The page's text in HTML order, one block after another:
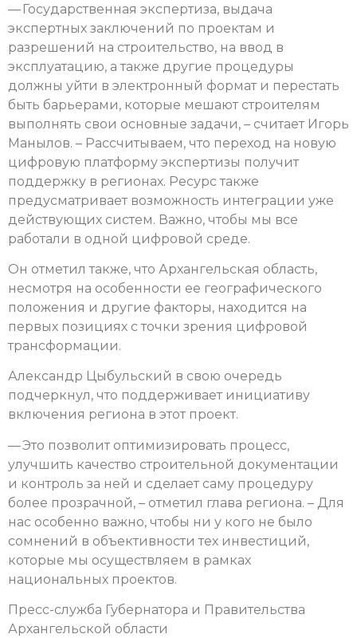
— Государственная экспертиза, выдача
экспертных заключений по проектам и
разрешений на строительство, на ввод в
эксплуатацию, а также другие процедуры
должны уйти в электронный формат и перестать
быть барьерами, которые мешают строителям
выполнять свои основные задачи, – считает Игорь
Манылов. – Рассчитываем, что переход на новую
цифровую платформу экспертизы получит
поддержку в регионах. Ресурс также
предусматривает возможность интеграции уже
действующих систем. Важно, чтобы мы все
работали в одной цифровой среде.
Он отметил также, что Архангельская область,
несмотря на особенности ее географического
положения и другие факторы, находится на
первых позициях с точки зрения цифровой
трансформации.
Александр Цыбульский в свою очередь
подчеркнул, что поддерживает инициативу
включения региона в этот проект.
— Это позволит оптимизировать процесс,
улучшить качество строительной документации
и контроль за ней и сделает саму процедуру
более прозрачной, – отметил глава региона. – Для
нас особенно важно, чтобы ни у кого не было
сомнений в объективности тех инвестиций,
которые мы осуществляем в рамках
национальных проектов.
Пресс-служба Губернатора и Правительства
Архангельской области